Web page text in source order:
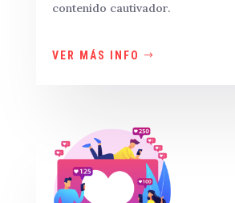
contenido cautivador.
VER MÁS INFO